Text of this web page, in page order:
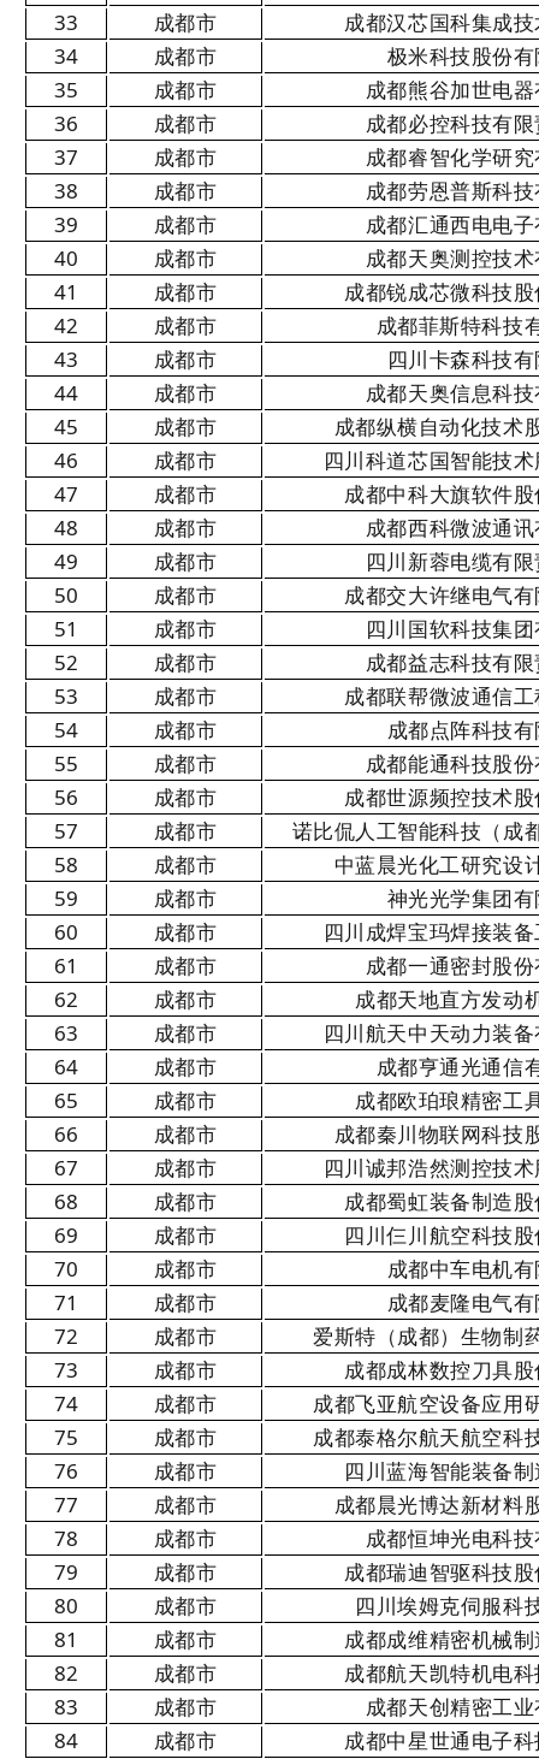
33 成都市 成都汉芯国科集成
34 成都市 极米科技股份
35 成都市 成都熊谷加世电
36 成都市 成都必控科技有
37 成都市 成都睿智化学研
38 成都市 成都劳恩普斯科
39 成都市 成都汇通西电电
40 成都市 成都天奥测控技
41 成都市 成都锐成芯微科技
42 成都市 成都菲斯特科技
43 成都市 四川卡森科技
44 成都市 成都天奥信息科
45 成都市 成都纵横自动化技术
46 成都市 四川科道芯国智能技
47 成都市 成都中科大旗软件
48 成都市 成都西科微波通
49 成都市 四川新蓉电缆有
50 成都市 成都交大许继电气
51 成都市 四川国软科技集
52 成都市 成都益志科技有
53 成都市 成都联帮微波通信
54 成都市 成都点阵科技
55 成都市 成都能通科技股
56 成都市 成都世源频控技术
57 成都市 诺比侃人工智能科技（成
58 成都市 中蓝晨光化工研究设
59 成都市 神光光学集团
60 成都市 四川成焊宝玛焊接装
61 成都市 成都一通密封股
62 成都市 成都天地直方发动
63 成都市 四川航天中天动力装
64 成都市 成都亨通光通信
65 成都市 成都欧珀琅精密工
66 成都市 成都秦川物联网科技
67 成都市 四川诚邦浩然测控技
68 成都市 成都蜀虹装备制造
69 成都市 四川仨川航空科技
70 成都市 成都中车电机
71 成都市 成都麦隆电气
72 成都市 爱斯特（成都）生物制
73 成都市 成都成林数控刀具
74 成都市 成都飞亚航空设备应用
75 成都市 成都泰格尔航天航空科
76 成都市 四川蓝海智能装备
77 成都市 成都晨光博达新材料
78 成都市 成都恒坤光电科
79 成都市 成都瑞迪智驱科技
80 成都市 四川埃姆克伺服科
81 成都市 成都成维精密机械
82 成都市 成都航天凯特机电
83 成都市 成都天创精密工
84 成都市 成都中星世通电子